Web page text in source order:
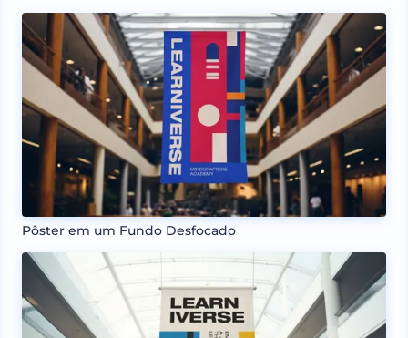
Pôster em um Fundo Desfocado